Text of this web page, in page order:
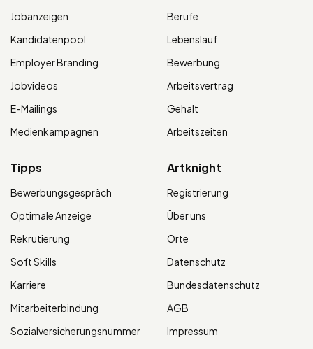
Jobanzeigen
Kandidatenpool
Employer Branding
Jobvideos
E-Mailings
Medienkampagnen
Berufe
Lebenslauf
Bewerbung
Arbeitsvertrag
Gehalt
Arbeitszeiten
Tipps
Bewerbungsgespräch
Optimale Anzeige
Rekrutierung
Soft Skills
Karriere
Mitarbeiterbindung
Sozialversicherungsnummer
Artknight
Registrierung
Über uns
Orte
Datenschutz
Bundesdatenschutz
AGB
Impressum